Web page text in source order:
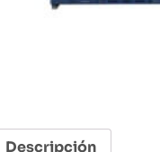
Descripción